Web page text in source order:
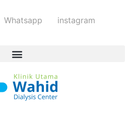
Whatsapp instagram